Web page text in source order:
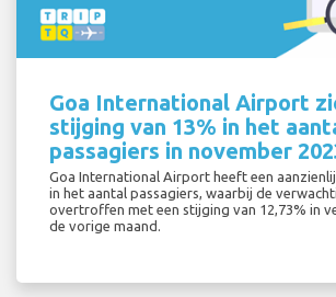
Goa International Airport
stijging van 13% in het
passagiers in november
Goa International Airport heeft een
in het aantal passagiers, waarbij de
overtroffen met een stijging van 12,73% in
de vorige maand.